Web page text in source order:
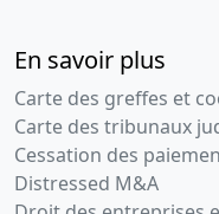
En savoir plus
Carte des greffes et
Carte des tribunaux
Cessation des
Distressed M&A